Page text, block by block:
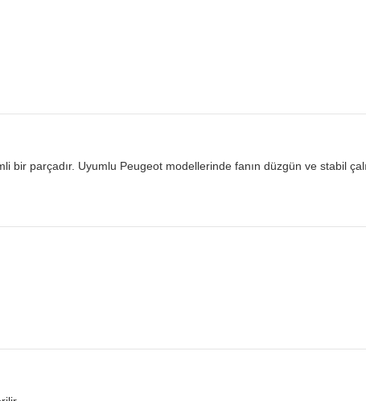
parçadır. Uyumlu Peugeot modellerinde fanın düzgün ve stabil